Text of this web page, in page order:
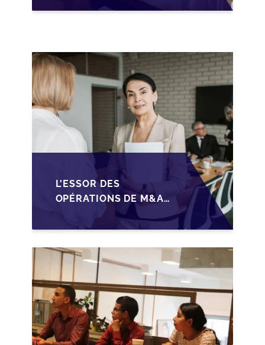
GOUVERNANCE POUR
L'ESSOR DES
OPÉRATIONS DE M&A
MID-MARKET AU
MAROC EN 2026 :
DÉFIS POUR LES PME